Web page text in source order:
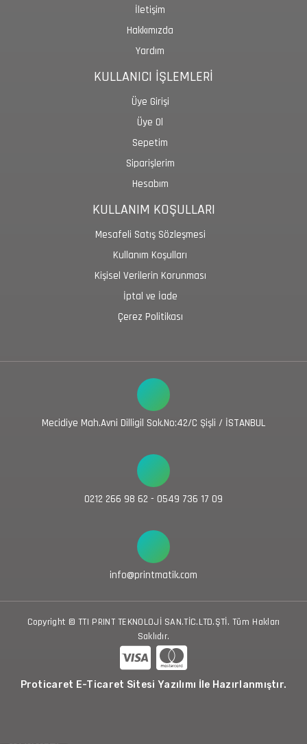
İletişim
Hakkımızda
Yardım
KULLANICI İŞLEMLERİ
Üye Girişi
Üye Ol
Sepetim
Siparişlerim
Hesabım
KULLANIM KOŞULLARI
Mesafeli Satış Sözleşmesi
Kullanım Koşulları
Kişisel Verilerin Korunması
İptal ve İade
Çerez Politikası
Mecidiye Mah.Avni Dilligil Sok.No:42/C Şişli / İSTANBUL
0212 266 98 62 - 0549 736 17 09
info@printmatik.com
Copyright © TTI PRINT TEKNOLOJİ SAN.TİC.LTD.ŞTİ. Tüm Hakları
Saklıdır.
Proticaret E-Ticaret Sitesi Yazılımı İle Hazırlanmıştır.